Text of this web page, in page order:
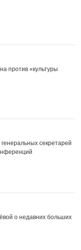
против «культуры
секретарей
о недавних больших